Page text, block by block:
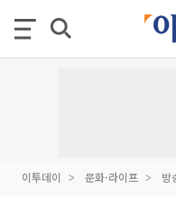
이투데이 문화·라이프 방